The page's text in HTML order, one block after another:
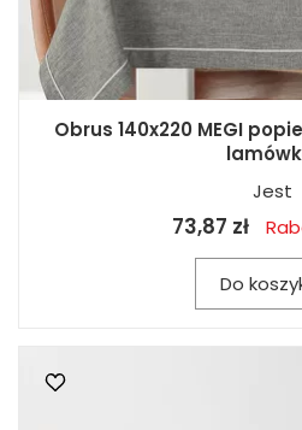
Obrus 140x220 MEGI
Jest
73,87 zł
Do